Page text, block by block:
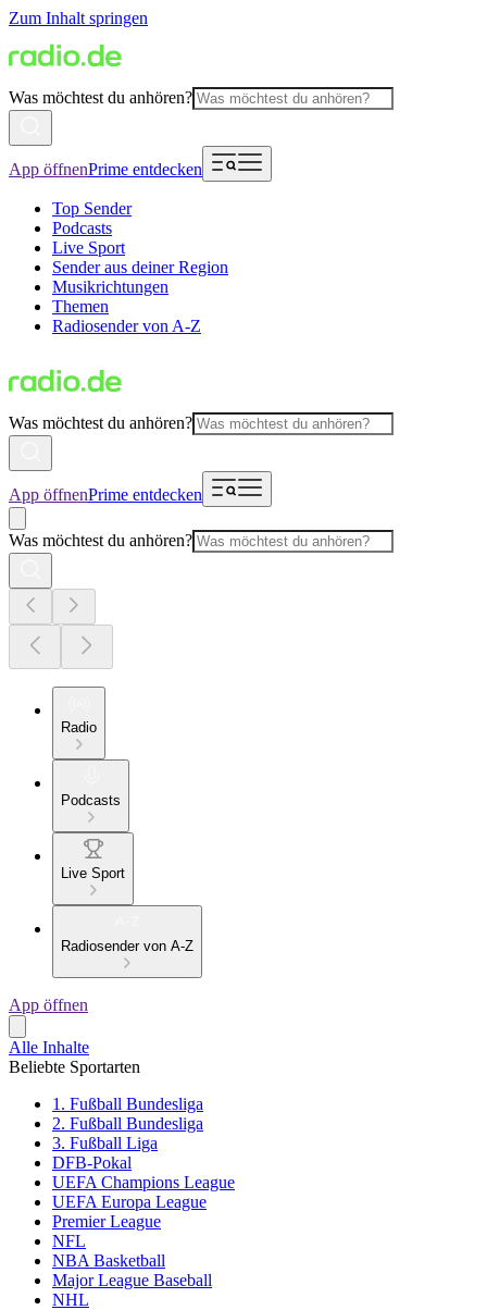
Zum Inhalt springen
Was möchtest du anhören?
App öffnenPrime entdecken
Top Sender
Podcasts
Live Sport
Sender aus deiner Region
Musikrichtungen
Themen
Radiosender von A-Z
Was möchtest du anhören?
App öffnenPrime entdecken
Was möchtest du anhören?
Radio
Podcasts
Live Sport
Radiosender von A-Z
App öffnen
Alle Inhalte
Beliebte Sportarten
1. Fußball Bundesliga
2. Fußball Bundesliga
3. Fußball Liga
DFB-Pokal
UEFA Champions League
UEFA Europa League
Premier League
NFL
NBA Basketball
Major League Baseball
NHL